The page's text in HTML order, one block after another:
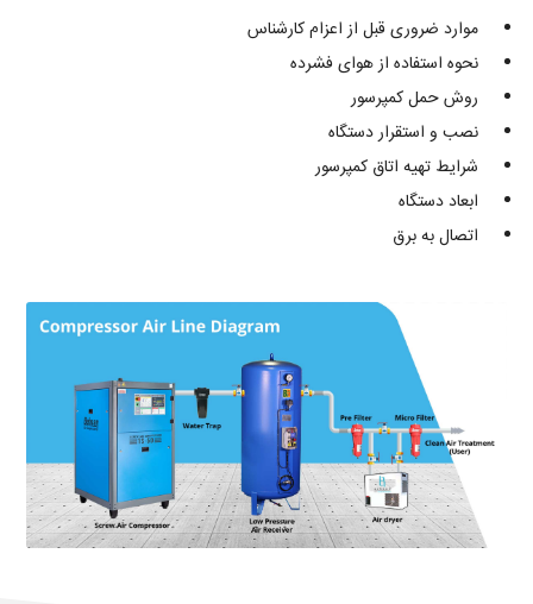
موارد ضروری قبل از اعزام کارشناس
نحوه استفاده از هوای فشرده
روش حمل کمپرسور
نصب و استقرار دستگاه
شرایط تهیه اتاق کمپرسور
ابعاد دستگاه
اتصال به برق